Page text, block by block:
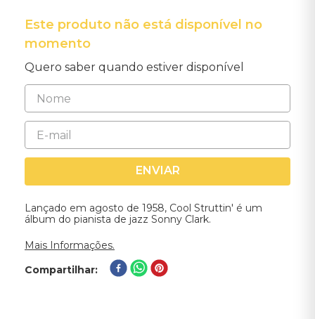
Este produto não está disponível no
momento
Quero saber quando estiver disponível
ENVIAR
Lançado em agosto de 1958, Cool Struttin' é um
álbum do pianista de jazz Sonny Clark.
Mais Informações.
Compartilhar